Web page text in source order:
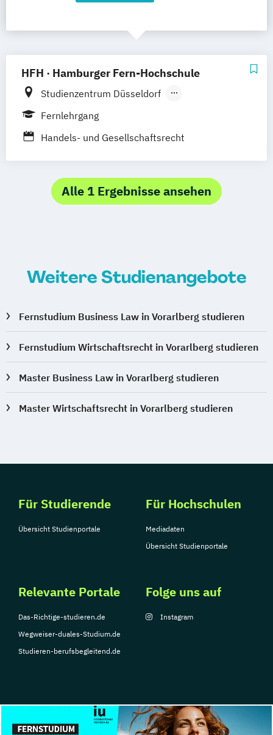
HFH · Hamburger Fern-Hochschule
Studienzentrum Düsseldorf
Studienzentrum Hamburg
Studienzentrum Stuttgart
Studienzentrum Berlin
Studienzentrum Nürnberg
Studienzentrum Kassel
Studienzentrum Graz
Studienzentrum Wien
Studienzentrum Feldkirch
Studienzentrum Hamburg Logistik-Bachelor
Studienzentrum Judenburg
Fernlehrgang
Handels- und Gesellschaftsrecht
Alle 1 Ergebnisse ansehen
Weitere Studienangebote
Fernstudium Business Law in Vorarlberg studieren
Fernstudium Wirtschaftsrecht in Vorarlberg studieren
Master Business Law in Vorarlberg studieren
Master Wirtschaftsrecht in Vorarlberg studieren
Für Studierende
Übersicht Studienportale
Für Hochschulen
Mediadaten
Übersicht Studienportale
Relevante Portale
Das-Richtige-studieren.de
Wegweiser-duales-Studium.de
Studieren-berufsbegleitend.de
Folge uns auf
Instagram
© Copyright 2026, TarGroup Media GmbH